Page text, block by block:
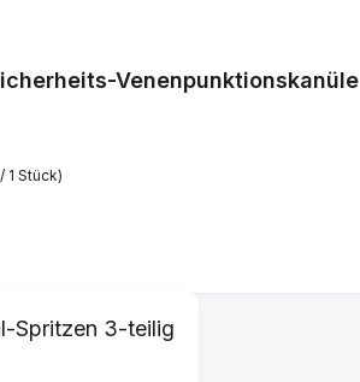
Venenpunktionskanüle
1 Stück)